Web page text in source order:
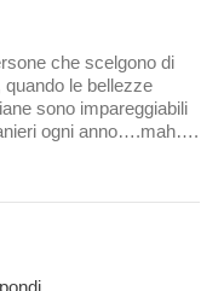
che scelgono di
quando le bellezze
sono impareggiabili
ogni anno….mah….